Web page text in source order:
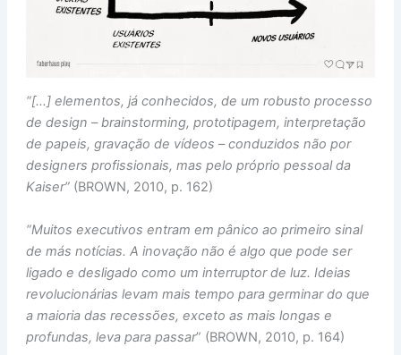
“[…] elementos, já conhecidos, de um robusto processo
de design – brainstorming, prototipagem, interpretação
de papeis, gravação de vídeos – conduzidos não por
designers profissionais, mas pelo próprio pessoal da
Kaiser” (BROWN, 2010, p. 162)
“Muitos executivos entram em pânico ao primeiro sinal
de más notícias. A inovação não é algo que pode ser
ligado e desligado como um interruptor de luz. Ideias
revolucionárias levam mais tempo para germinar do que
a maioria das recessões, exceto as mais longas e
profundas, leva para passar” (BROWN, 2010, p. 164)